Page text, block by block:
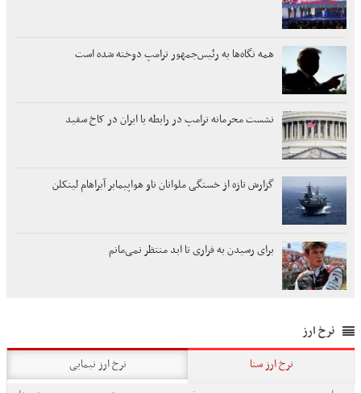
همه نگاه‌ها به رئیس‌جمهور ترامپ دوخته شده است
نشست محرمانه ترامپ در رابطه با ایران در کاخ سفید
گزارش تازه از خستگی ملوانان ناو هواپیمابر آبراهام لینکلن
برای رسیدن به فراری تا ابد منتظر نمی‌مانم
نرخ ارز
نرخ ارز سنا
نرخ ارز نیمایی